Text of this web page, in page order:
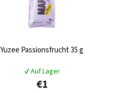
Yuzee Passionsfrucht 35 g
✔ Auf Lager
€1